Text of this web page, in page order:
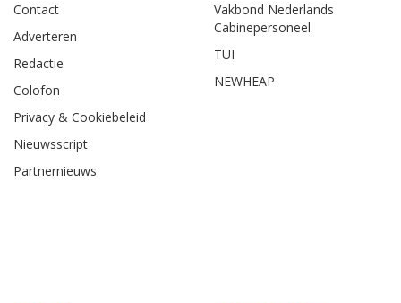
Contact
Adverteren
Redactie
Colofon
Privacy & Cookiebeleid
Nieuwsscript
Partnernieuws
Vakbond Nederlands
Cabinepersoneel
TUI
NEWHEAP